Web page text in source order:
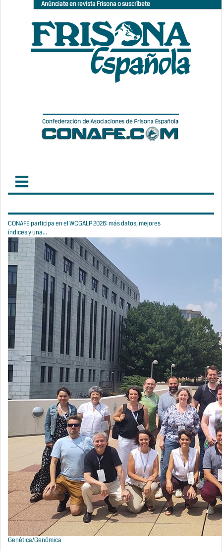
Anúnciate en revista Frisona o suscríbete
CONAFE participa en el WCGALP 2026: más datos, mejores
índices y una...
Genética/Genómica